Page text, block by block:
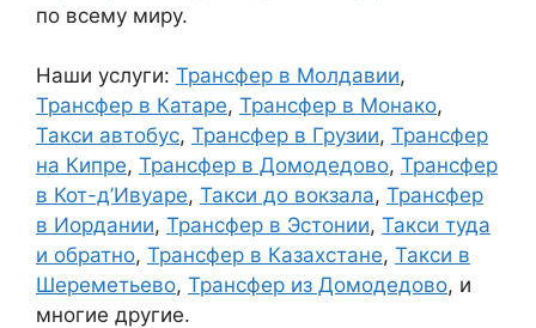
по всему миру.
Наши услуги: Трансфер в Молдавии,
Трансфер в Катаре, Трансфер в Монако,
Такси автобус, Трансфер в Грузии, Трансфер
на Кипре, Трансфер в Домодедово, Трансфер
в Кот-д’Ивуаре, Такси до вокзала, Трансфер
в Иордании, Трансфер в Эстонии, Такси туда
и обратно, Трансфер в Казахстане, Такси в
Шереметьево, Трансфер из Домодедово, и
многие другие.